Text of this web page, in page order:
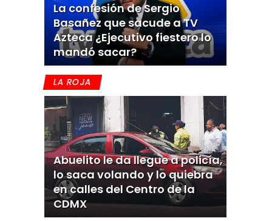
La confesión de Sergio
Basañez que sacude a TV
Azteca ¿Ejecutivo fiestero lo
mandó sacar?
LA ROJA
Abuelito le da llegue a policía,
lo saca volando y lo quiebra
en calles del Centro de la
CDMX